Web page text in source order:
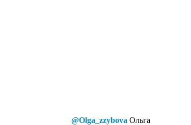
@Olga_zzybova Ольга